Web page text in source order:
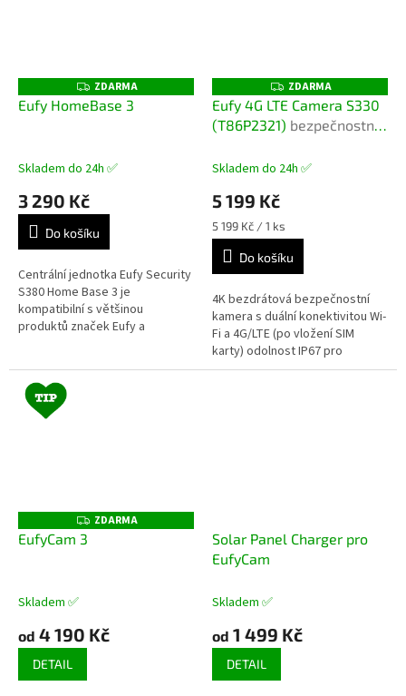
Z
D
A
ZDARMA
Eufy HomeBase 3
Skladem do 24h ✅
3 290 Kč
Do košíku
Centrální jednotka Eufy Security
S380 Home Base 3 je
kompatibilní s většinou
produktů značek Eufy a
24/7. Jednotka...
Z
D
A
R
M
ZDARMA
Eufy 4G LTE Camera S330
(T86P2321) bezpečnostní
připojením, vestavěnou
nabíječkou + dárek dle
volby
Skladem do 24h ✅
5 199 Kč
Měrná
cena:
5 199 Kč / 1 ks
Do košíku
4K bezdrátová bezpečnostní
kamera s duální konektivitou Wi-
Fi a 4G/LTE (po vložení SIM
karty) odolnost IP67 pro
venkovní použití s extrémním
Z
D
ZDARMA
EufyCam 3
Skladem ✅
od 4 190 Kč
DETAIL
Solar Panel Charger pro
EufyCam
Skladem ✅
od 1 499 Kč
DETAIL